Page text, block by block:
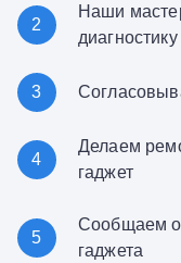
2
Наши
диагностику
3
4
Делаем
гаджет
5
Сообщаем о
гаджета